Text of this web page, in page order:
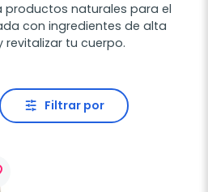
productos naturales para el
con ingredientes de alta
tu cuerpo.
Filtrar por